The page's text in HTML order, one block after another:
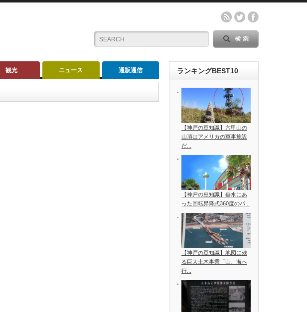
観光 ニュース 通販通信 ランキングBEST10
【神戸の豆知識】六甲山の
山頂はアメリカの軍事施設
だ...
【神戸の豆知識】垂水にあ
った回転昇降式360度のパ...
【神戸の豆知識】地図に残
る巨大土木事業「山、海へ
行...